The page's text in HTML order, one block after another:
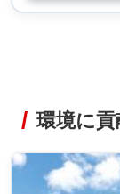
環境に